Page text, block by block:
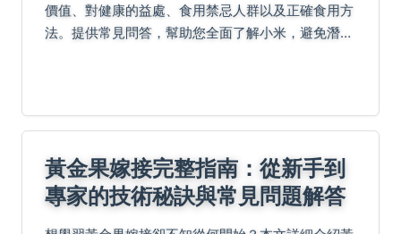
價值、對健康的益處、食用禁忌人群以及正確食用方
法。提供常見問答，幫助您全面了解小米，避免潛在
黃金果嫁接完整指南：從新手到
專家的技術秘訣與常見問題解答